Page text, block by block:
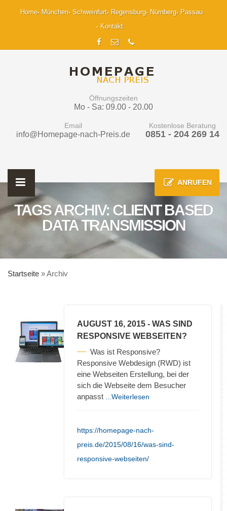
Home München Schweinfurt Regensburg Nürnberg
Passau
Kontakt
Öffnungszeiten
Mo - Sa: 09.00 - 20.00
Email
info@Homepage-nach-Preis.de
Kostenlose Beratung
0851 - 204 269 14
ANRUFEN
TAGS ARCHIV: CLIENT BASED
DATA TRANSMISSION
Startseite »Archiv
AUGUST 16, 2015 - WAS SIND
RESPONSIVE WEBSEITEN?
Was ist Responsive?
Responsive Webdesign (RWD) ist
eine Webseiten Erstellung, bei der
sich die Webseite dem Besucher
anpasst
...Weiterlesen
https://homepage-nach-
preis.de/2015/08/16/was-sind-
responsive-webseiten/